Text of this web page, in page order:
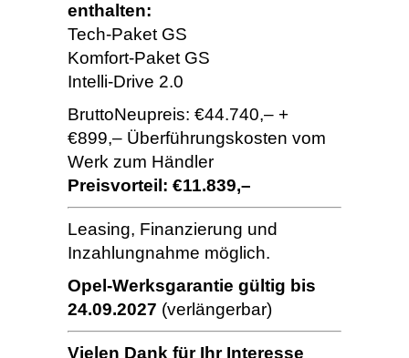
enthalten:
Tech-Paket GS
Komfort-Paket GS
Intelli-Drive 2.0
BruttoNeupreis: €44.740,– +
€899,– Überführungskosten vom
Werk zum Händler
Preisvorteil: €11.839,–
Leasing, Finanzierung und
Inzahlungnahme möglich.
Opel-Werksgarantie gültig bis
24.09.2027 (verlängerbar)
Vielen Dank für Ihr Interesse